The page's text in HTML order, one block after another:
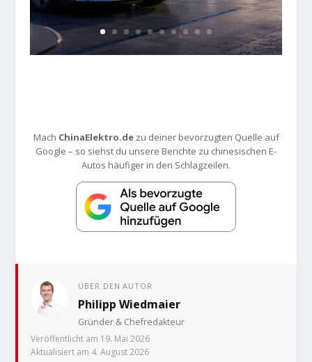
Mach ChinaElektro.dezu deiner bevorzugten Quelle auf
Google – so siehst du unsere Berichte zu chinesischen E-
Autos häufiger in den Schlagzeilen.
ÜBER DEN AUTOR
Philipp Wiedmaier
Gründer & Chefredakteur
Veröffentlicht am 19. Mai 2026
Aktualisiert am 4. August 2026